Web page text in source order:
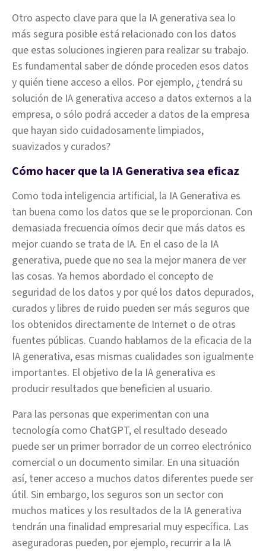
Otro aspecto clave para que la IA generativa sea lo
más segura posible está relacionado con los datos
que estas soluciones ingieren para realizar su trabajo.
Es fundamental saber de dónde proceden esos datos
y quién tiene acceso a ellos. Por ejemplo, ¿tendrá su
solución de IA generativa acceso a datos externos a la
empresa, o sólo podrá acceder a datos de la empresa
que hayan sido cuidadosamente limpiados,
suavizados y curados?
Cómo hacer que la IA Generativa sea eficaz
Como toda inteligencia artificial, la IA Generativa es
tan buena como los datos que se le proporcionan. Con
demasiada frecuencia oímos decir que más datos es
mejor cuando se trata de IA. En el caso de la IA
generativa, puede que no sea la mejor manera de ver
las cosas. Ya hemos abordado el concepto de
seguridad de los datos y por qué los datos depurados,
curados y libres de ruido pueden ser más seguros que
los obtenidos directamente de Internet o de otras
fuentes públicas. Cuando hablamos de la eficacia de la
IA generativa, esas mismas cualidades son igualmente
importantes. El objetivo de la IA generativa es
producir resultados que beneficien al usuario.
Para las personas que experimentan con una
tecnología como ChatGPT, el resultado deseado
puede ser un primer borrador de un correo electrónico
comercial o un documento similar. En una situación
así, tener acceso a muchos datos diferentes puede ser
útil. Sin embargo, los seguros son un sector con
muchos matices y los resultados de la IA generativa
tendrán una finalidad empresarial muy específica. Las
aseguradoras pueden, por ejemplo, recurrir a la IA